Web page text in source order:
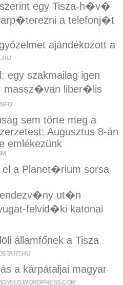
egy Tisza-h�v�
a telefonj�t
ajándékozott a
szakmailag igen
liber�lis
sem törte meg a
Augusztus 8-án
emlékezünk
a Planet�rium sorsa
ut�n
felvid�ki katonai
államfőnek a Tisza
a kárpátaljai magyar